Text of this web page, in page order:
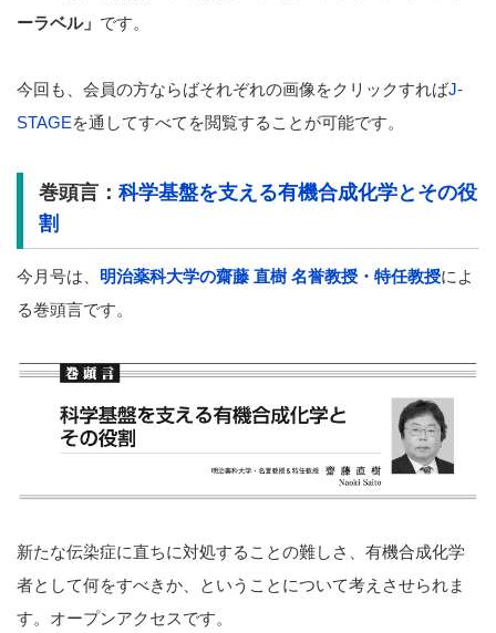
ーラベル」 です。
今回も、会員の方ならばそれぞれの画像をクリックすればJ-
STAGEを通してすべてを閲覧することが可能です。
巻頭言： 科学基盤を支える有機合成化学とその役
割
今月号は、 明治薬科大学の齋藤 直樹 名誉教授・特任教授によ
る巻頭言です。
新たな伝染症に直ちに対処することの難しさ、有機合成化学
者として何をすべきか、ということについて考えさせられま
す。オープンアクセスです。